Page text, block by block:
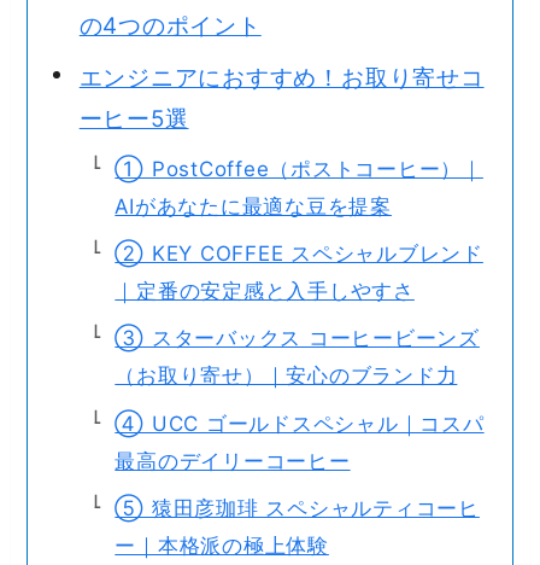
の4つのポイント
エンジニアにおすすめ！お取り寄せコ
ーヒー5選
① PostCoffee（ポストコーヒー）｜
AIがあなたに最適な豆を提案
② KEY COFFEE スペシャルブレンド
｜定番の安定感と入手しやすさ
③ スターバックス コーヒービーンズ
（お取り寄せ）｜安心のブランド力
④ UCC ゴールドスペシャル｜コスパ
最高のデイリーコーヒー
⑤ 猿田彦珈琲 スペシャルティコーヒ
ー｜本格派の極上体験